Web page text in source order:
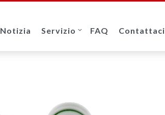
Notizia Servizio FAQ Contattaci